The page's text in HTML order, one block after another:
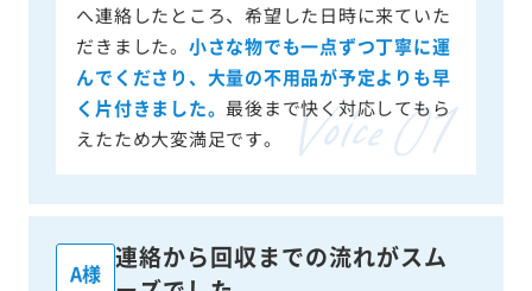
へ連絡したところ、希望した日時に来ていた
だきました。 小さな物でも一点ずつ丁寧に運
んでくださり、大量の不用品が予定よりも早
く片付きました。 最後まで快く対応してもら
えたため大変満足です。
A様
連絡から回収までの流れがスム